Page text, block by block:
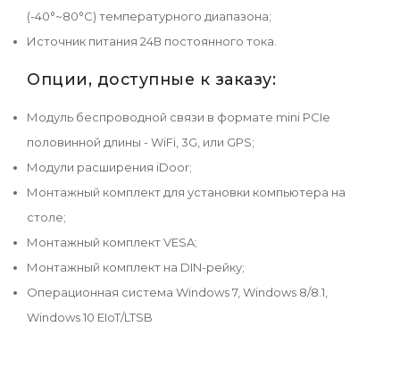
(-40°~80°C) температурного диапазона;
Источник питания 24В постоянного тока.
Опции, доступные к заказу:
Модуль беспроводной связи в формате mini PCIe
половинной длины - WiFi, 3G, или GPS;
Модули расширения iDoor;
Монтажный комплект для установки компьютера на
столе;
Монтажный комплект VESA;
Монтажный комплект на DIN-рейку;
Операционная система Windows 7, Windows 8/8.1,
Windows 10 EIoT/LTSB